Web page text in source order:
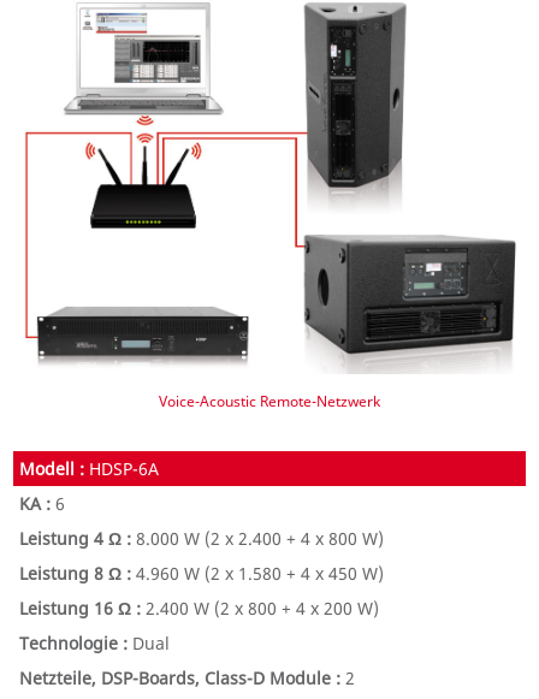
Voice-Acoustic Remote-Netzwerk
HDSP-6A
6
8.000 W (2 x 2.400 + 4 x 800 W)
4.960 W (2 x 1.580 + 4 x 450 W)
2.400 W (2 x 800 + 4 x 200 W)
Dual
2